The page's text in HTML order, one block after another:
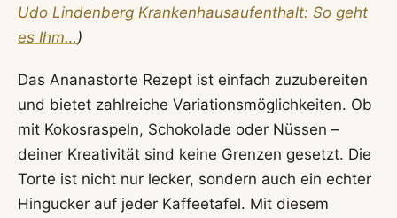
Udo Lindenberg Krankenhausaufenthalt: So geht
es Ihm…)
Das Ananastorte Rezept ist einfach zuzubereiten
und bietet zahlreiche Variationsmöglichkeiten. Ob
mit Kokosraspeln, Schokolade oder Nüssen –
deiner Kreativität sind keine Grenzen gesetzt. Die
Torte ist nicht nur lecker, sondern auch ein echter
Hingucker auf jeder Kaffeetafel. Mit diesem